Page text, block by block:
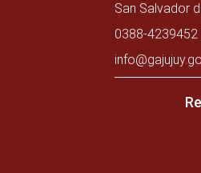
San Salvador
0388-